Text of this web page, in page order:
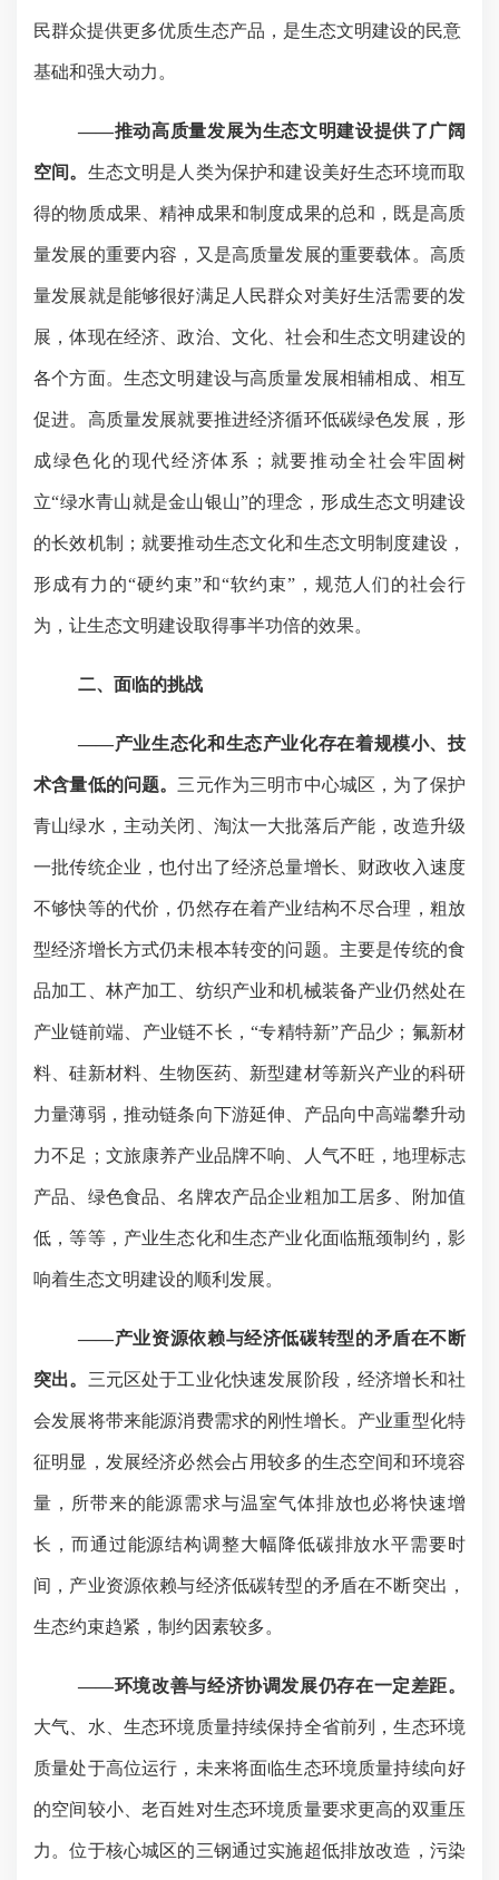
民群众提供更多优质生态产品，是生态文明建设的民意
基础和强大动力。
——推动高质量发展为生态文明建设提供了广阔
空间。 生态文明是人类为保护和建设美好生态环境而取
得的物质成果、精神成果和制度成果的总和，既是高质
量发展的重要内容，又是高质量发展的重要载体。高质
量发展就是能够很好满足人民群众对美好生活需要的发
展，体现在经济、政治、文化、社会和生态文明建设的
各个方面。生态文明建设与高质量发展相辅相成、相互
促进。高质量发展就要推进经济循环低碳绿色发展，形
成绿色化的现代经济体系；就要推动全社会牢固树
立“绿水青山就是金山银山”的理念，形成生态文明建设
的长效机制；就要推动生态文化和生态文明制度建设，
形成有力的“硬约束”和“软约束”，规范人们的社会行
为，让生态文明建设取得事半功倍的效果。
二、面临的挑战
——产业生态化和生态产业化存在着规模小、技
术含量低的问题。 三元作为三明市中心城区，为了保护
青山绿水，主动关闭、淘汰一大批落后产能，改造升级
一批传统企业，也付出了经济总量增长、财政收入速度
不够快等的代价，仍然存在着产业结构不尽合理，粗放
型经济增长方式仍未根本转变的问题。主要是传统的食
品加工、林产加工、纺织产业和机械装备产业仍然处在
产业链前端、产业链不长，“专精特新”产品少；氟新材
料、硅新材料、生物医药、新型建材等新兴产业的科研
力量薄弱，推动链条向下游延伸、产品向中高端攀升动
力不足；文旅康养产业品牌不响、人气不旺，地理标志
产品、绿色食品、名牌农产品企业粗加工居多、附加值
低，等等，产业生态化和生态产业化面临瓶颈制约，影
响着生态文明建设的顺利发展。
——产业资源依赖与经济低碳转型的矛盾在不断
突出。 三元区处于工业化快速发展阶段，经济增长和社
会发展将带来能源消费需求的刚性增长。产业重型化特
征明显，发展经济必然会占用较多的生态空间和环境容
量，所带来的能源需求与温室气体排放也必将快速增
长，而通过能源结构调整大幅降低碳排放水平需要时
间，产业资源依赖与经济低碳转型的矛盾在不断突出，
生态约束趋紧，制约因素较多。
——环境改善与经济协调发展仍存在一定差距。
大气、水、生态环境质量持续保持全省前列，生态环境
质量处于高位运行，未来将面临生态环境质量持续向好
的空间较小、老百姓对生态环境质量要求更高的双重压
力。位于核心城区的三钢通过实施超低排放改造，污染